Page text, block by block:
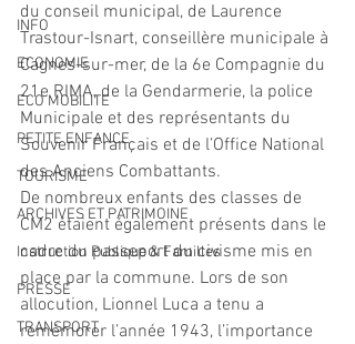
INFO
ECONOMIE
ECO MOBILITE
PETITE ENFANCE
TOURISME
ARCHIVES ET PATRIMOINE
Instruction Publique & Familles
PRESSE
TRANSPORT
du conseil municipal, de Laurence
Trastour-Isnart, conseillère municipale à
Cagnes-sur-mer, de la 6e Compagnie du
21e RIMA, de la Gendarmerie, la police
Municipale et des représentants du
Souvenir Français et de l’Office National
des Anciens Combattants.
De nombreux enfants des classes de
CM2 étaient également présents dans le
cadre du passeport du civisme mis en
place par la commune. Lors de son
allocution, Lionnel Luca a tenu a
remémorer l’année 1943, l’importance